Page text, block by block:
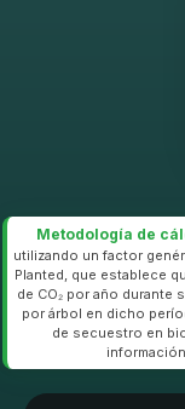
Metodología de
utilizando un factor
Planted, que establece
de CO₂ por año durante
por árbol en dicho
de secuestro en